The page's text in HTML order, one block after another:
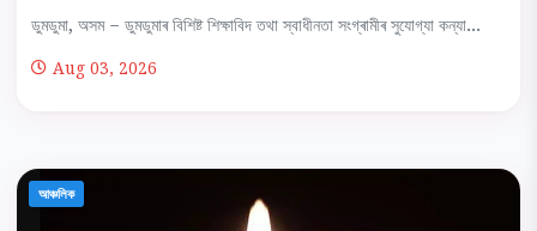
ডুমডুমা, অসম – ডুমডুমাৰ বিশিষ্ট শিক্ষাবিদ তথা স্বাধীনতা সংগ্ৰামীৰ সুযোগ্যা কন্যা...
Aug 03, 2026
আঞ্চলিক